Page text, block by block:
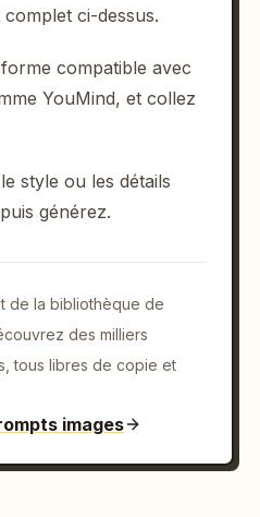
ci-dessus.
compatible avec
YouMind, et collez
style ou les détails
générez.
de la bibliothèque de
des milliers
tous libres de copie et
images